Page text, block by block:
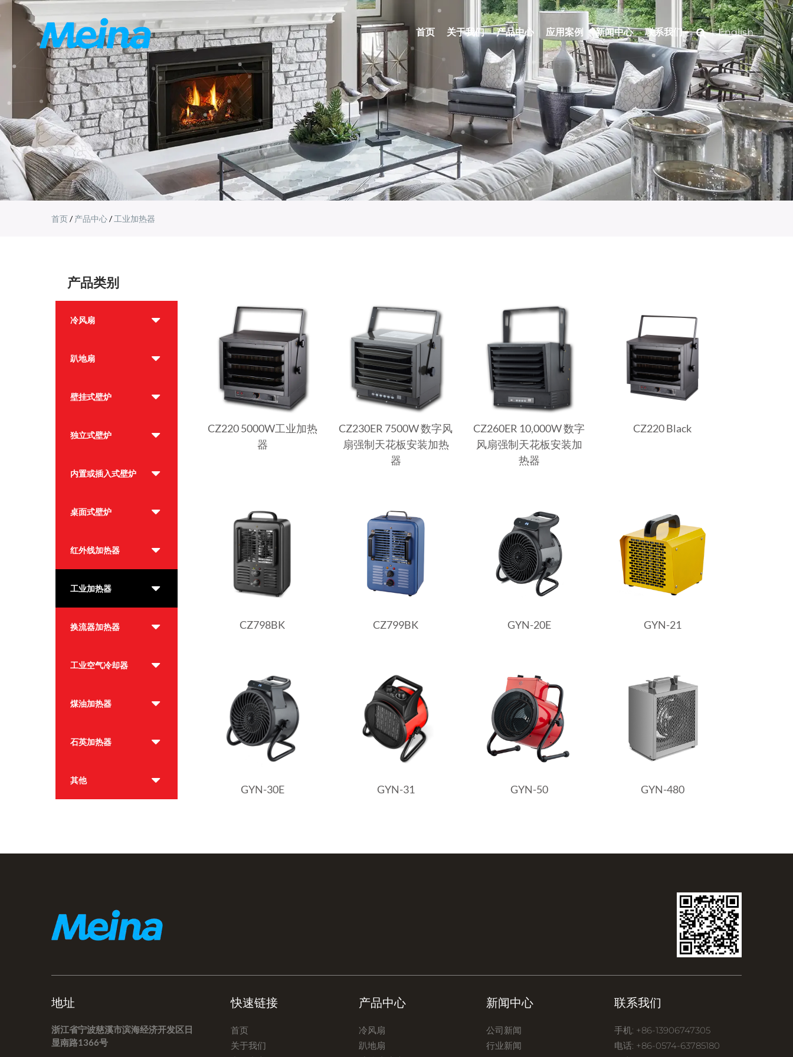
English
首页 关于我们 产品中心 应用案例 新闻中心 联系我们
首页/产品中心/工业加热器
产品类别
冷风扇
趴地扇
壁挂式壁炉
独立式壁炉
内置或插入式壁炉
桌面式壁炉
红外线加热器
工业加热器
换流器加热器
工业空气冷却器
煤油加热器
石英加热器
其他
CZ220 5000W工业加热
器
CZ230ER 7500W 数字风
扇强制天花板安装加热
器
CZ260ER 10,000W 数字
风扇强制天花板安装加
热器
CZ220 Black
CZ798BK CZ799BK GYN-20E GYN-21
GYN-30E GYN-31 GYN-50 GYN-480
地址
浙江省宁波慈溪市滨海经济开发区日
显南路1366号
快速链接
首页
关于我们
产品中心
冷风扇
趴地扇
新闻中心
公司新闻
行业新闻
联系我们
手机: +86-13906747305
电话: +86-0574-63785180